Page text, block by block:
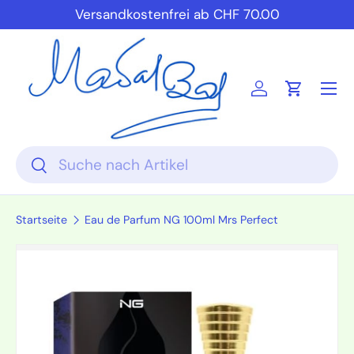
Direkt zum Inhalt
Versandkostenfrei ab CHF 70.00
Suchen
Suchen
Einloggen
Startseite Eau de Parfum NG 100ml Mrs Perfect